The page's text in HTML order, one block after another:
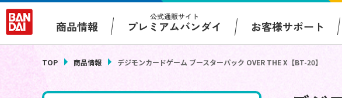
商品情報
公式通販サイト
プレミアムバンダイ お客様サポート
TOP 商品情報 デジモンカードゲーム ブースターパック OVER THE X【BT-20】